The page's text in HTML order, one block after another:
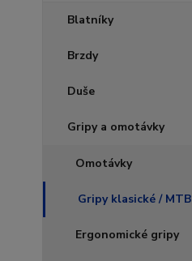
Blatníky
Brzdy
Duše
Gripy a omotávky
Omotávky
Gripy klasické / MTB
Ergonomické gripy